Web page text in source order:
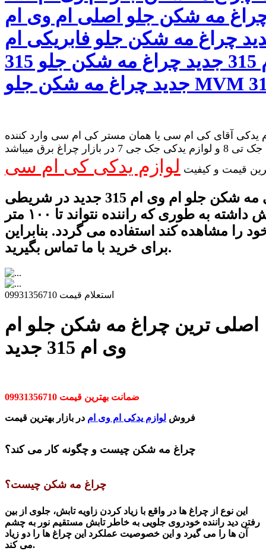
مه شکن جلو اصلی ام وی ام
جدید چراغ مه شکن جلو فابریکی ام
وی ام 315 جدید چراغ مه شکن جلو 315
یدکی آقای کی ام سی یا همان مستر کی ام سی وارد کننده
لوازم یدکی جک تی 8 و لوازم یدکی جک جی 7 در بازار چراغ برق میباشد
قیمت و کیفیت لوازم یدکی کی ام سی
از چراغ های مه شکن جلو ام وی ام 315 جدید در شریطی
که دید کاهش داشته به طوری که راننده نتواند تا ۱۰۰ متر
را مشاهده کند استفاده می گردد. بنابراین
برای خرید با ما تماس بگیرید.
استعلام قیمت 09931356710
اصلی ترین چراغ مه شکن جلو ام
وی ام 315 جدید
ضمانت بهترین قیمت 09931356710
فروش لوازم یدکی ام وی ام در بازار بهترین قیمت
چراغ مه شکن چیست و چگونه کار می کند؟
چراغ مه شکن چیست؟
این نوع از چراغ ها در واقع با زیاد کردن زاویه تابش، جلوی از بین
رفتن دید راننده خودروی جلویی به خاطر تابش مستقیم نور به چشم
آن ها را می گیرد و این خصوصیت عملکرد این چراغ ها را دو زیاد
می کند.